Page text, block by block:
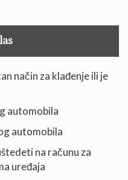
način za klađenje ili je
automobila
automobila
na računu za
uređaja